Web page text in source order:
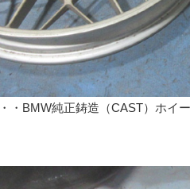
・BMW純正鋳造（CAST）ホイ